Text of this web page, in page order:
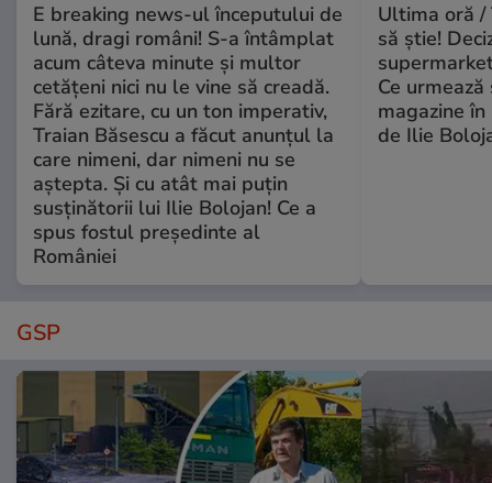
E breaking news-ul începutului de
lună, dragi români! S-a întâmplat
acum câteva minute și multor
cetățeni nici nu le vine să creadă.
Fără ezitare, cu un ton imperativ,
Traian Băsescu a făcut anunțul la
care nimeni, dar nimeni nu se
aștepta. Și cu atât mai puțin
susținătorii lui Ilie Bolojan! Ce a
spus fostul președinte al
României
Ultima oră /
să știe!
Ce
magazine
de Ilie
GSP